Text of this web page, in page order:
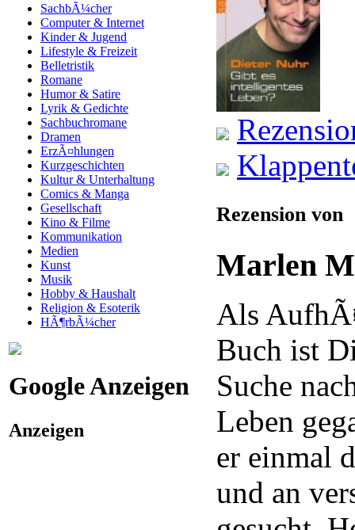
SachbÃ¼cher
Computer & Internet
Kinder & Jugend
Lifestyle & Freizeit
Belletristik
Romane
Humor & Satire
Lyrik & Gedichte
Sachbuchromane
Dramen
ErzÃ¤hlungen
Kurzgeschichten
Kultur & Unterhaltung
Comics & Manga
Gesellschaft
Kino & Filme
Kommunikation
Medien
Kunst
Musik
Hobby & Haushalt
Religion & Esoterik
HÃ¶rbÃ¼cher
Google Anzeigen
Anzeigen
Rezension von
Marlen
Als
Buch ist
Suche
Leben
er einmal
und an